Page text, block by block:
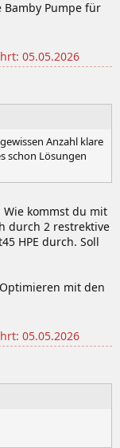
Bamby Pumpe für
05.05.2026
Anzahl klare
schon Lösungen
kommst du mit
durch 2 restrektive
HPE durch. Soll
mit den
05.05.2026